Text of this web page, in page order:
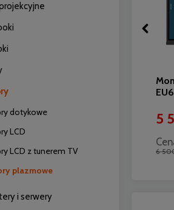
dotykowe
LCD
LCD z tunerem TV
plazmowe
i serwery
LYRA PRO TT-5523QA
zł
zł
5
6